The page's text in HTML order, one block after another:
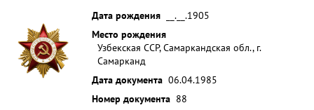
Дата рождения
__.__.1905
Место рождения
Узбекская ССР, Самаркандская обл., г.
Самарканд
Дата документа 06.04.1985
Номер документа 88